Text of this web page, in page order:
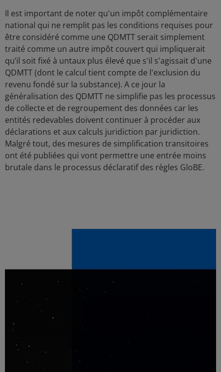
Il est important de noter qu'un impôt complémentaire
national qui ne remplit pas les conditions requises pour
être considéré comme une QDMTT serait simplement
traité comme un autre impôt couvert qui impliquerait
qu’il soit fixé à untaux plus élevé que s'il s'agissait d'une
QDMTT (dont le calcul tient compte de l'exclusion du
revenu fondé sur la substance). A ce jour la
généralisation des QDMTT ne simplifie pas les processus
de collecte et de regroupement des données car les
entités redevables doivent continuer à procéder aux
déclarations et aux calculs juridiction par juridiction.
Malgré tout, des mesures de simplification transitoires
ont été publiées qui vont permettre une entrée moins
brutale dans le processus déclaratif des règles GloBE.